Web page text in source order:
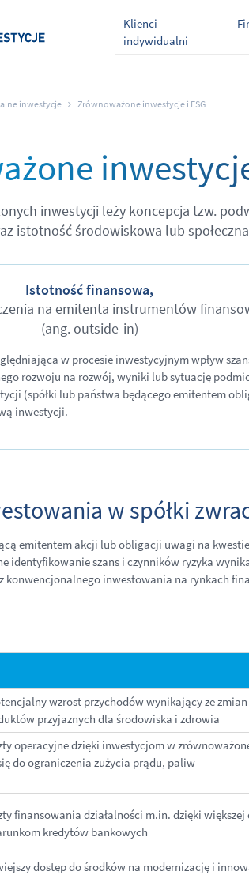
Klienci
indywidualni
inwestycje Zrównoważone inwestycje i ESG
inwestycji leży koncepcja tzw.
istotność środowiskowa lub
Istotność finansowa,
na emitenta instrumentów
(ang. outside-in)
w procesie inwestycyjnym wpływ
rozwoju na rozwój, wyniki lub sytuację
(spółki lub państwa będącego emitentem
inwestycji.
w spółki
emitentem akcji lub obligacji uwagi na
identyfikowanie szans i czynników ryzyka
konwencjonalnego inwestowania na rynkach
wzrost przychodów wynikający ze
przyjaznych dla środowiska i zdrowia
operacyjne dzięki inwestycjom w
do ograniczenia zużycia prądu, paliw
finansowania działalności m.in. dzięki większej
kredytów bankowych
dostęp do środków na modernizację i